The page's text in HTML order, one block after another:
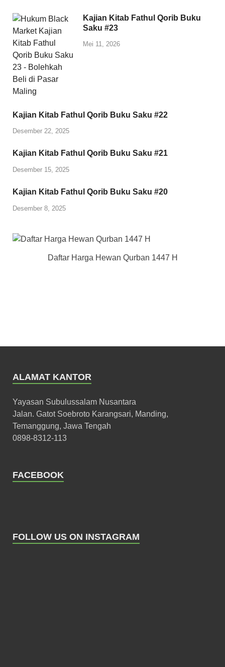
Kajian Kitab Fathul Qorib Buku
Saku #23
Mei 11, 2026
Kajian Kitab Fathul Qorib Buku Saku #22
Desember 22, 2025
Kajian Kitab Fathul Qorib Buku Saku #21
Desember 15, 2025
Kajian Kitab Fathul Qorib Buku Saku #20
Desember 8, 2025
Daftar Harga Hewan Qurban 1447 H
ALAMAT KANTOR
Yayasan Subulussalam Nusantara
Jalan. Gatot Soebroto Karangsari, Manding,
Temanggung, Jawa Tengah
0898-8312-113
FACEBOOK
FOLLOW US ON INSTAGRAM